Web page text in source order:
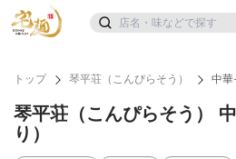
トップ 琴平荘（こんぴらそう） 中華
琴平荘（こんぴらそう）
り）